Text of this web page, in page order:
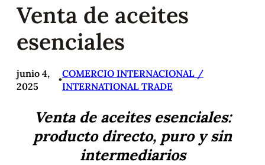
Venta de aceites
esenciales
junio 4,
2025
•
COMERCIO INTERNACIONAL /
INTERNATIONAL TRADE
Venta de aceites esenciales:
producto directo, puro y sin
intermediarios